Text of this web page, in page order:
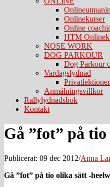
Onlinekurser
Online
HTM
NOSE WORK
DOG PARKOUR
Dog Parkour
Vardagslydnad
Privatlektioner
Anmälningsvillkor
Rallylydnadsbok
Kontakt
Gå ”fot” på
Publicerat: 09 dec 2012/Anna
Gå ”fot” på tio olika sätt -